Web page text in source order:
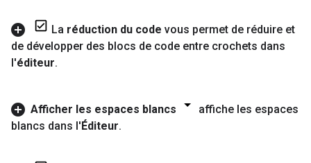
La réduction du code vous permet de réduire et
de développer des blocs de code entre crochets dans
l'éditeur.
Afficher les espaces blancs
affiche les espaces
blancs dans l'Éditeur.